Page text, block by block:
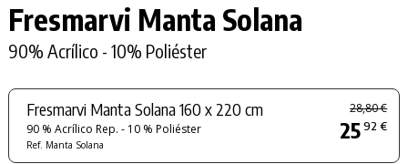
Fresmarvi Manta Solana
90% Acrílico - 10% Poliéster
Fresmarvi Manta Solana 160 x 220 cm
90 % Acrílico Rep. - 10 % Poliéster
Ref. Manta Solana
28,80 €
2592 €